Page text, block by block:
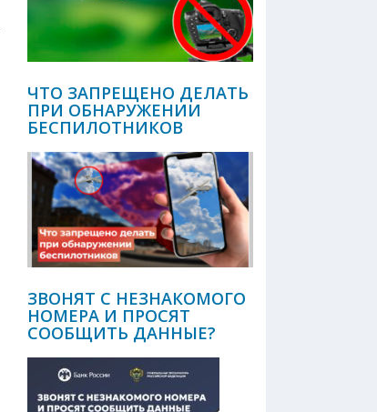
ЧТО ЗАПРЕЩЕНО ДЕЛАТЬ
ПРИ ОБНАРУЖЕНИИ
БЕСПИЛОТНИКОВ
ЗВОНЯТ С НЕЗНАКОМОГО
НОМЕРА И ПРОСЯТ
СООБЩИТЬ ДАННЫЕ?